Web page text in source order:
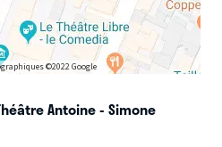
©2022 Google
Antoine - Simone